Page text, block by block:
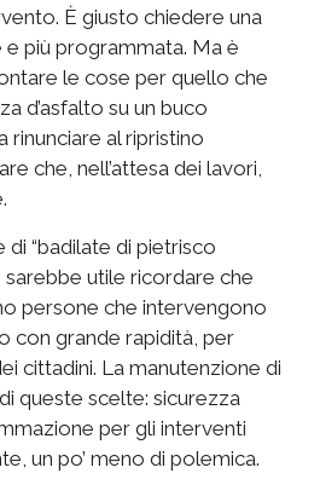
È giusto chiedere una
più programmata. Ma è
le cose per quello che
d’asfalto su un buco
rinunciare al ripristino
che, nell’attesa dei lavori,
“badilate di pietrisco
sarebbe utile ricordare che
persone che intervengono
con grande rapidità, per
cittadini. La manutenzione di
queste scelte: sicurezza
per gli interventi
un po’ meno di polemica.